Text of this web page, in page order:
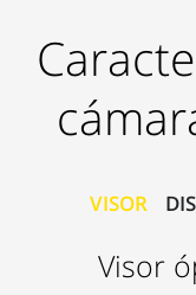
VISOR
Visor